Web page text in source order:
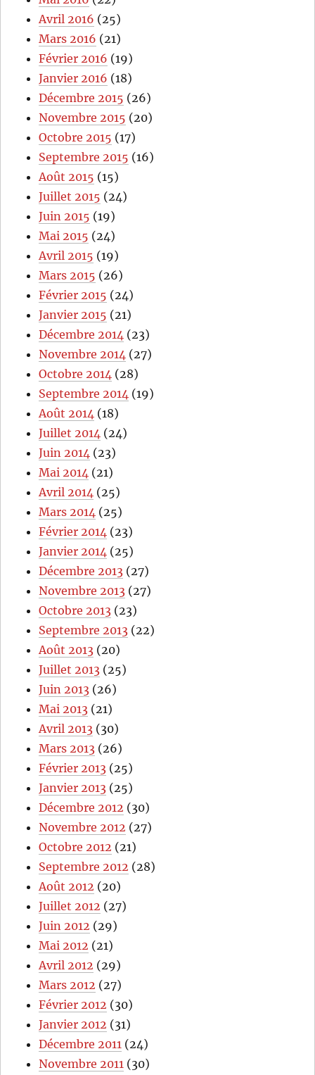
Avril 2016 (25)
Mars 2016 (21)
Février 2016 (19)
Janvier 2016 (18)
Décembre 2015 (26)
Novembre 2015 (20)
Octobre 2015 (17)
Septembre 2015 (16)
Août 2015 (15)
Juillet 2015 (24)
Juin 2015 (19)
Mai 2015 (24)
Avril 2015 (19)
Mars 2015 (26)
Février 2015 (24)
Janvier 2015 (21)
Décembre 2014 (23)
Novembre 2014 (27)
Octobre 2014 (28)
Septembre 2014 (19)
Août 2014 (18)
Juillet 2014 (24)
Juin 2014 (23)
Mai 2014 (21)
Avril 2014 (25)
Mars 2014 (25)
Février 2014 (23)
Janvier 2014 (25)
Décembre 2013 (27)
Novembre 2013 (27)
Octobre 2013 (23)
Septembre 2013 (22)
Août 2013 (20)
Juillet 2013 (25)
Juin 2013 (26)
Mai 2013 (21)
Avril 2013 (30)
Mars 2013 (26)
Février 2013 (25)
Janvier 2013 (25)
Décembre 2012 (30)
Novembre 2012 (27)
Octobre 2012 (21)
Septembre 2012 (28)
Août 2012 (20)
Juillet 2012 (27)
Juin 2012 (29)
Mai 2012 (21)
Avril 2012 (29)
Mars 2012 (27)
Février 2012 (30)
Janvier 2012 (31)
Décembre 2011 (24)
Novembre 2011 (30)